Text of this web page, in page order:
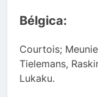
Bélgica:
Courtois;
Tielemans,
Lukaku.